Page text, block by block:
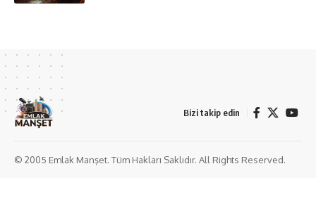
Bizi takip edin
© 2005 Emlak Manşet. Tüm Hakları Saklıdır. All Rights Reserved.